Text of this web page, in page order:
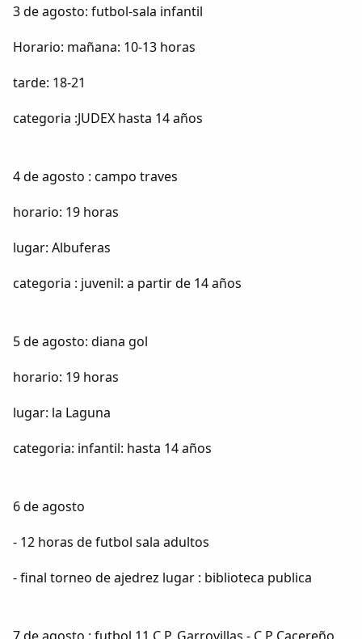
3 de agosto: futbol-sala infantil
Horario: mañana: 10-13 horas
tarde: 18-21
categoria :JUDEX hasta 14 años
4 de agosto : campo traves
horario: 19 horas
lugar: Albuferas
categoria : juvenil: a partir de 14 años
5 de agosto: diana gol
horario: 19 horas
lugar: la Laguna
categoria: infantil: hasta 14 años
6 de agosto
- 12 horas de futbol sala adultos
- final torneo de ajedrez lugar : biblioteca publica